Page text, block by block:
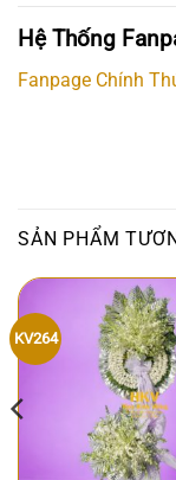
Hệ Thống
Fanpage Chính
SẢN PHẨM
KV264